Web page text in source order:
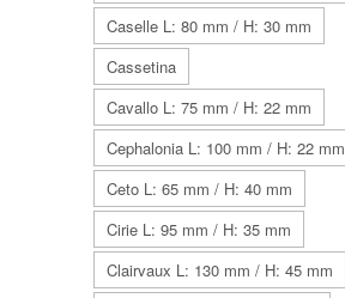
Caselle L: 80 mm / H: 30 mm
Cassetina
Cavallo L: 75 mm / H: 22 mm
Cephalonia L: 100 mm / H: 22 mm
Ceto L: 65 mm / H: 40 mm
Cirie L: 95 mm / H: 35 mm
Clairvaux L: 130 mm / H: 45 mm